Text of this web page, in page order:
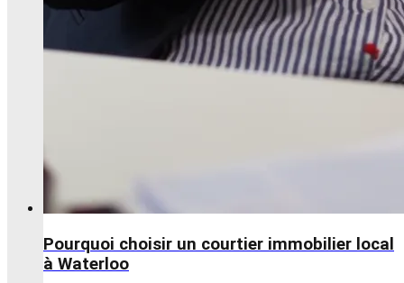
Pourquoi choisir un courtier immobilier local
à Waterloo